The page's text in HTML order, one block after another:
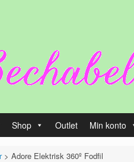
Shop Outlet Min konto
> Adore Elektrisk 360º Fodfil